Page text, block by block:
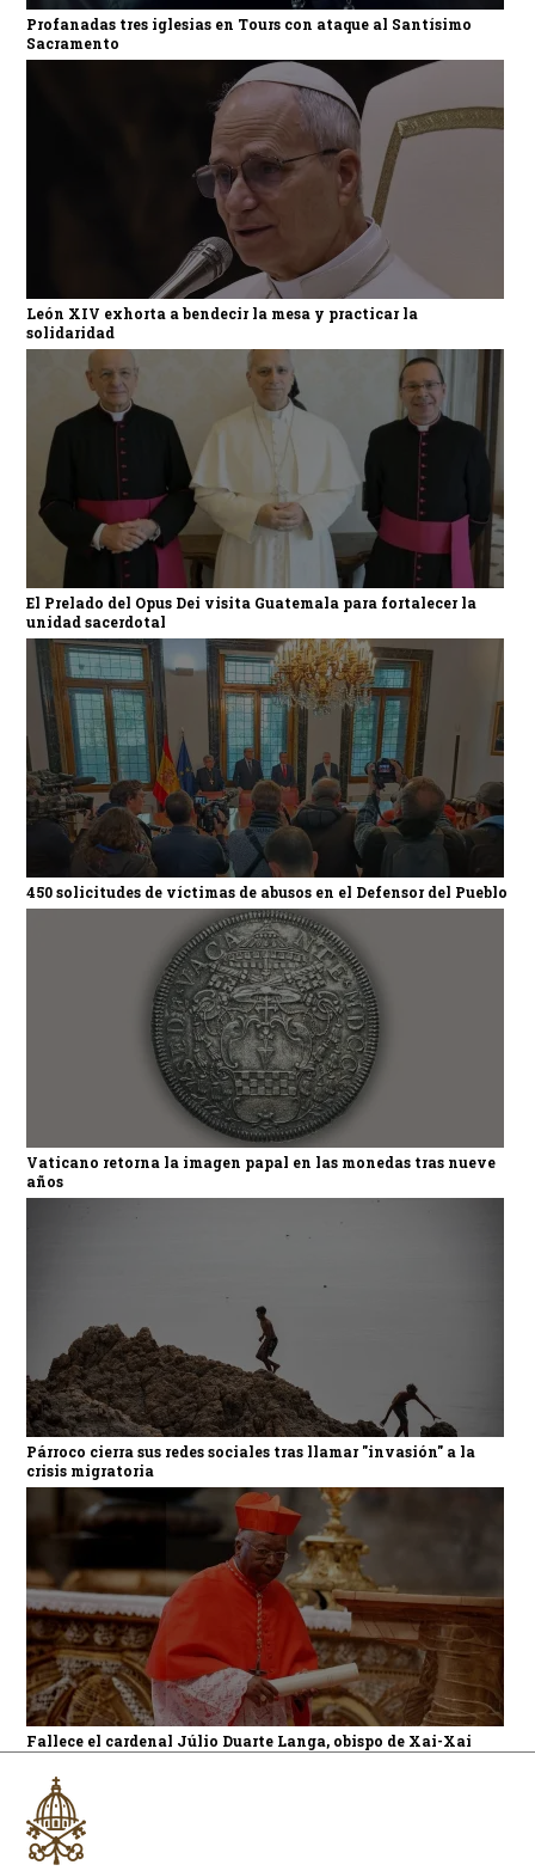
Profanadas tres iglesias en Tours con ataque al Santísimo
Sacramento
León XIV exhorta a bendecir la mesa y practicar la
solidaridad
El Prelado del Opus Dei visita Guatemala para fortalecer la
unidad sacerdotal
450 solicitudes de víctimas de abusos en el Defensor del Pueblo
Vaticano retorna la imagen papal en las monedas tras nueve
años
Párroco cierra sus redes sociales tras llamar "invasión" a la
crisis migratoria
Fallece el cardenal Júlio Duarte Langa, obispo de Xai-Xai